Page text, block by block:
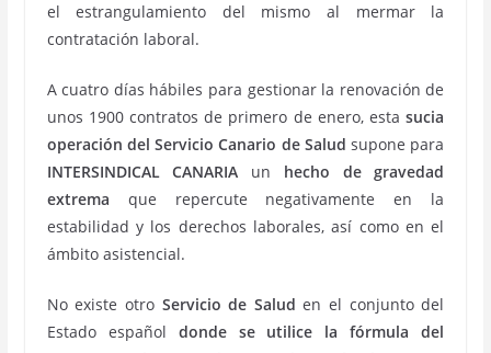
el estrangulamiento del mismo al mermar la
contratación laboral.
A cuatro días hábiles para gestionar la renovación de
unos 1900 contratos de primero de enero, estasucia
operación del Servicio Canario de Salud supone para
INTERSINDICAL CANARIA un hecho de gravedad
extrema que repercute negativamente en la
estabilidad y los derechos laborales, así como en el
ámbito asistencial.
No existe otro Servicio de Salud en el conjunto del
Estado español donde se utilice la fórmula del